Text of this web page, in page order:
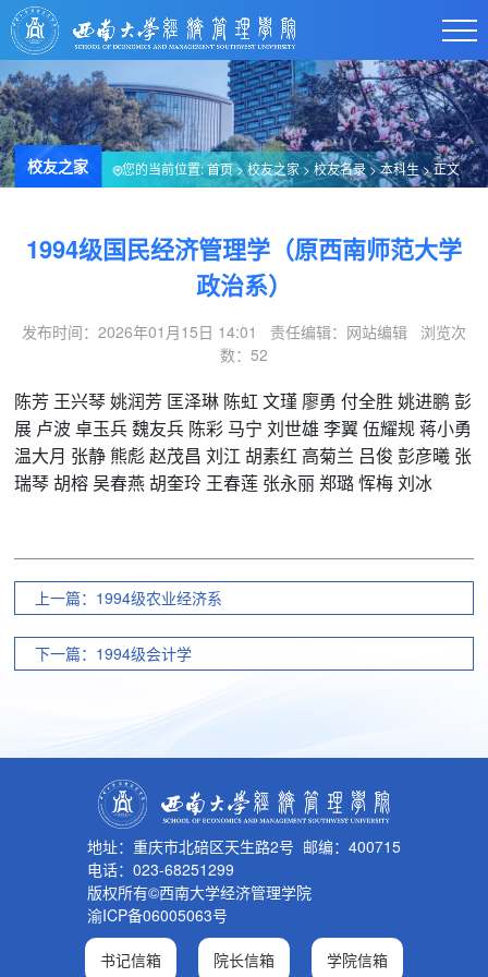
校友之家 您的当前位置:首页>校友之家>校友名录>本科生> 正文
1994级国民经济管理学（原西南师范大学
政治系）
发布时间：2026年01月15日 14:01 责任编辑：网站编辑 浏览次
数： 52
陈芳 王兴琴 姚润芳 匡泽琳 陈虹 文瑾 廖勇 付全胜 姚进鹏 彭
展 卢波 卓玉兵 魏友兵 陈彩 马宁 刘世雄 李翼 伍耀规 蒋小勇
温大月 张静 熊彪 赵茂昌 刘江 胡素红 高菊兰 吕俊 彭彦曦 张
瑞琴 胡榕 吴春燕 胡奎玲 王春莲 张永丽 郑璐 恽梅 刘冰
上一篇：1994级农业经济系
下一篇：1994级会计学
地址：重庆市北碚区天生路2号 邮编：400715
电话：023-68251299
版权所有©西南大学经济管理学院
渝ICP备06005063号
书记信箱 院长信箱 学院信箱